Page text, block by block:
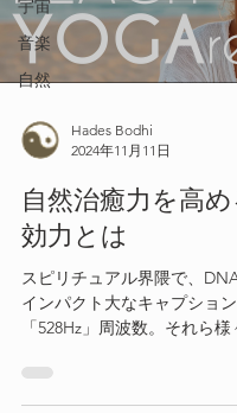
宇宙
音楽
自然
Hades Bodhi
2024年11月11日
自然治癒力を高め
効力とは
スピリチュアル界隈で、
インパクト大なキャプショ
「528Hz」周波数。それら
が、その中でも「432Hz」が
も人体にとって有益なので